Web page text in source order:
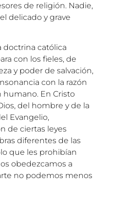
de religión. Nadie,
delicado y grave
doctrina católica
con los fieles, de
y poder de salvación,
con la razón
humano. En Cristo
del hombre y de la
Evangelio,
de ciertas leyes
diferentes de las
que les prohibían
obedezcamos a
no podemos menos